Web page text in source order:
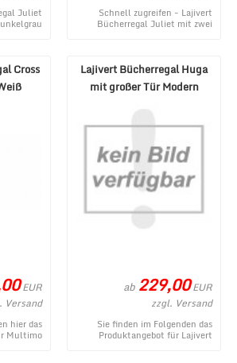
Juliet Schnell zugreifen - Lajivert
Bücherregal Juliet mit zwei
Cross
EUR
Versand
hier das
Multimo
Lajivert Bücherregal Huga
mit großer Tür Modern
ab 229,00EUR
zzgl. Versand
Sie finden im Folgenden das
Produktangebot für Lajivert